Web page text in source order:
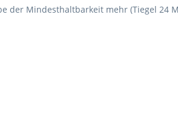
der Mindesthaltbarkeit mehr (Tiegel 24